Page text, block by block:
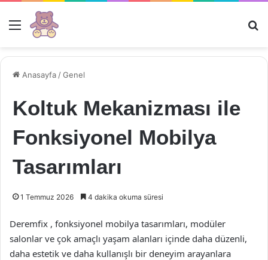
Menü
Anasayfa /Genel
Koltuk Mekanizması ile
Fonksiyonel Mobilya
Tasarımları
1 Temmuz 2026 4 dakika okuma süresi
Deremfix , fonksiyonel mobilya tasarımları, modüler
salonlar ve çok amaçlı yaşam alanları içinde daha düzenli,
daha estetik ve daha kullanışlı bir deneyim arayanlara